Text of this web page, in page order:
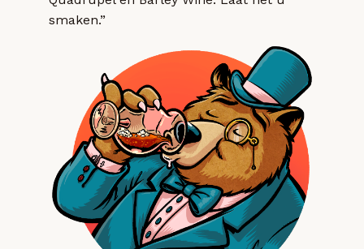
smaken.”